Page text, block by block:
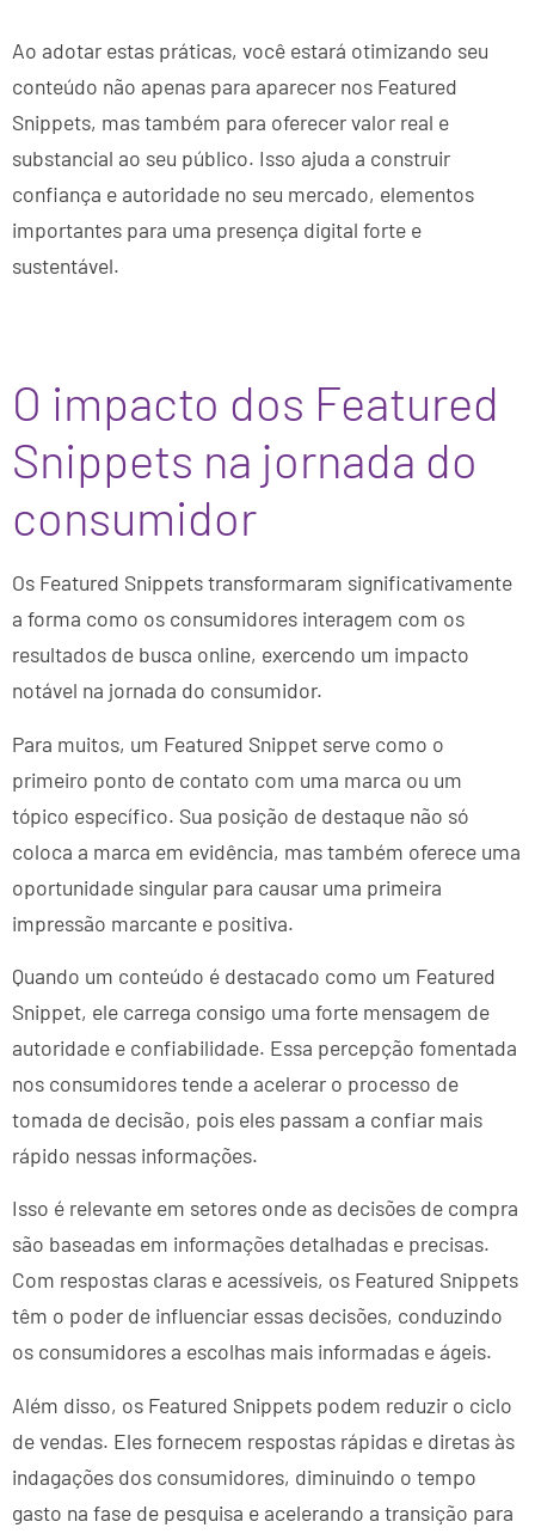
Ao adotar estas práticas, você estará otimizando seu
conteúdo não apenas para aparecer nos Featured
Snippets, mas também para oferecer valor real e
substancial ao seu público. Isso ajuda a construir
confiança e autoridade no seu mercado, elementos
importantes para uma presença digital forte e
sustentável.
O impacto dos Featured
Snippets na jornada do
consumidor
Os Featured Snippets transformaram significativamente
a forma como os consumidores interagem com os
resultados de busca online, exercendo um impacto
notável na jornada do consumidor.
Para muitos, um Featured Snippet serve como o
primeiro ponto de contato com uma marca ou um
tópico específico. Sua posição de destaque não só
coloca a marca em evidência, mas também oferece uma
oportunidade singular para causar uma primeira
impressão marcante e positiva.
Quando um conteúdo é destacado como um Featured
Snippet, ele carrega consigo uma forte mensagem de
autoridade e confiabilidade. Essa percepção fomentada
nos consumidores tende a acelerar o processo de
tomada de decisão, pois eles passam a confiar mais
rápido nessas informações.
Isso é relevante em setores onde as decisões de compra
são baseadas em informações detalhadas e precisas.
Com respostas claras e acessíveis, os Featured Snippets
têm o poder de influenciar essas decisões, conduzindo
os consumidores a escolhas mais informadas e ágeis.
Além disso, os Featured Snippets podem reduzir o ciclo
de vendas. Eles fornecem respostas rápidas e diretas às
indagações dos consumidores, diminuindo o tempo
gasto na fase de pesquisa e acelerando a transição para